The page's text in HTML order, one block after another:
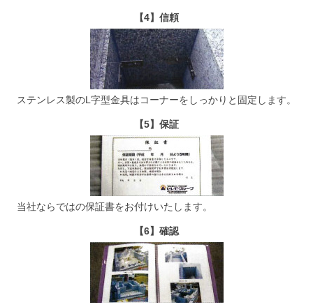
【4】信頼
ステンレス製のL字型金具はコーナーをしっかりと固定します。
【5】保証
当社ならではの保証書をお付けいたします。
【6】確認